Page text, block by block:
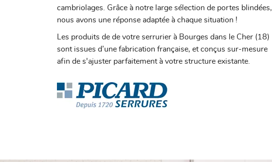
cambriolages. Grâce à notre large sélection de portes blindées,
nous avons une réponse adaptée à chaque situation !
Les produits de de votre serrurier à Bourges dans le Cher (18)
sont issues d’une fabrication française, et conçus sur-mesure
afin de s'ajuster parfaitement à votre structure existante.